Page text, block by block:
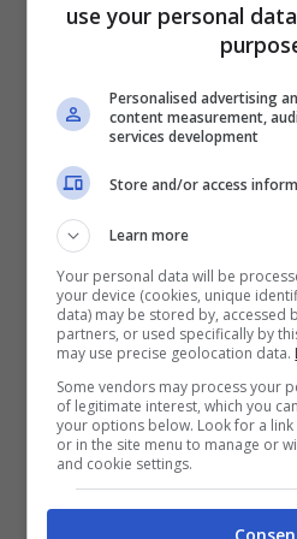
quantomeno un buon
modi di affrontarlo e,
orientati
alla prova la loro
compierlo in un paio
vuole godersi il
frequenti passaggi
non ha certamente
sicuramente può
soste ristoratrici. Se
dovere ilpercorso,
indipendentemente dal
use your personal
Personalised advertising
content measurement,
services development
Store and/or access
Learn more
Your personal data will be
your device (cookies, unique
data) may be stored by, accessed
partners, or used specifically by
may use precise geolocation data.
Some vendors may process your
of legitimate interest, which you
your options below. Look for a
or in the site menu to manage or
and cookie settings.